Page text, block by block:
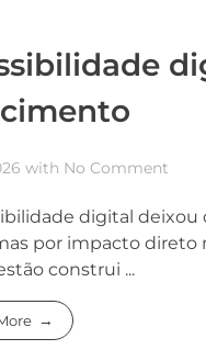
with No Comment
digital deixou
por impacto direto
construi ...